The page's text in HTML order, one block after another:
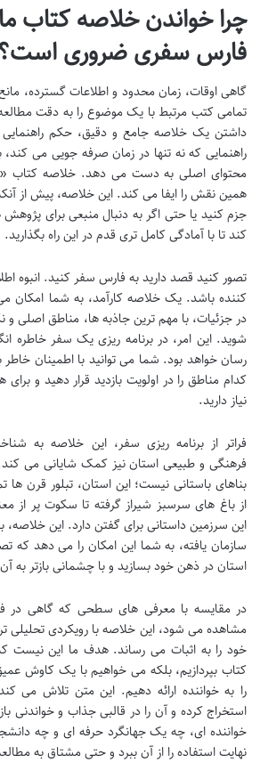
چرا خواندن خلاصه کتاب
فارس سفری ضروری است؟
گاهی اوقات، زمان محدود و اطلاعات گسترده،
تمامی کتب مرتبط با یک موضوع را به دقت
داشتن یک خلاصه جامع و دقیق، حکم راهنمایی
راهنمایی که نه تنها در زمان صرفه جویی می
محتوای اصلی به دست می دهد. خلاصه کتاب
همین نقش را ایفا می کند. این خلاصه، پیش از
جزم کنید یا حتی اگر به دنبال منبعی برای
کند تا با آمادگی کامل تری قدم در این راه بگذارید.
تصور کنید قصد دارید به فارس سفر کنید. انبوه
کننده باشد. یک خلاصه کارآمد، به شما
در جزئیات، با مهم ترین جاذبه ها، مناطق اصلی
شوید. این امر، در برنامه ریزی یک سفر خاطره
رسان خواهد بود. شما می توانید با اطمینان
کدام مناطق را در اولویت بازدید قرار دهید و
نیاز دارید.
فراتر از برنامه ریزی سفر، این خلاصه به
فرهنگی و طبیعی استان نیز کمک شایانی می
بناهای باستانی نیست؛ این استان، تبلور قرن
از باغ های سرسبز شیراز گرفته تا سکوت پر از
این سرزمین داستانی برای گفتن دارد. این خلاصه،
سازمان یافته، به شما این امکان را می دهد که
استان در ذهن خود بسازید و با چشمانی بازتر به
در مقایسه با معرفی های سطحی که گاهی در
مشاهده می شود، این خلاصه با رویکردی تحلیلی تر
خود را به اثبات می رساند. هدف ما این
کتاب بپردازیم، بلکه می خواهیم با یک کاوش عمیق
را به خواننده ارائه دهیم. این متن تلاش می
استخراج کرده و آن را در قالبی جذاب و خواندنی
خواننده ای، چه یک جهانگرد حرفه ای و چه
نهایت استفاده را از آن ببرد و حتی مشتاق به